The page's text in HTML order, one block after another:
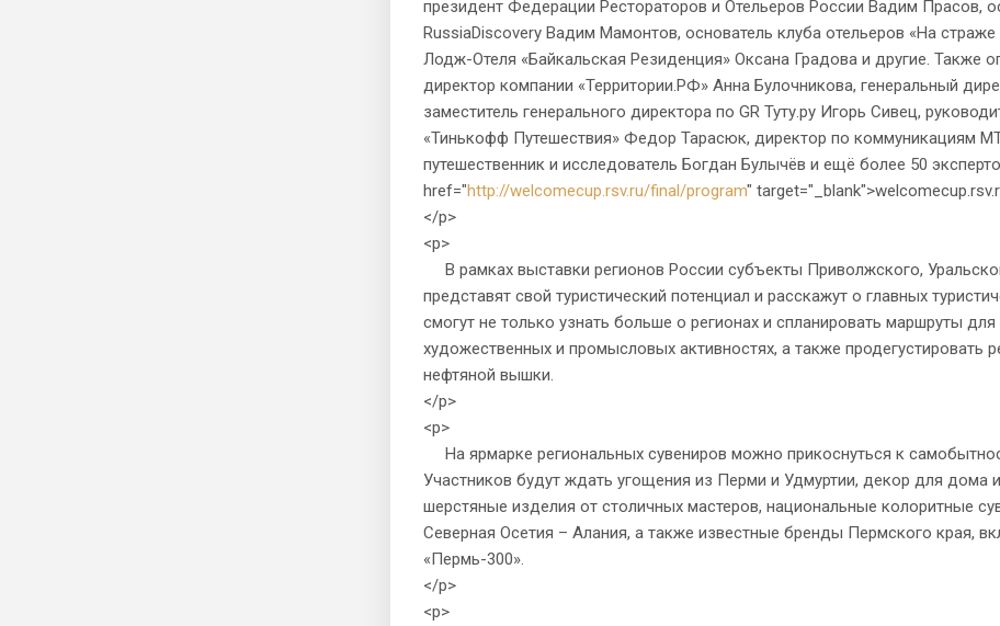
президент Федерации Рестораторов и Отельеров России Вадим Прасов,
RussiaDiscovery Вадим Мамонтов, основатель клуба отельеров «На
Лодж-Отеля «Байкальская Резиденция» Оксана Градова и другие. Также
директор компании «Территории.РФ» Анна Булочникова, генеральный
заместитель генерального директора по GR Туту.ру Игорь Сивец,
«Тинькофф Путешествия» Федор Тарасюк, директор по коммуникациям
путешественник и исследователь Богдан Булычёв и ещё более 50
href="http://welcomecup.rsv.ru/final/program"
</p>
<p>
В рамках выставки регионов России субъекты Приволжского,
представят свой туристический потенциал и расскажут о главных
смогут не только узнать больше о регионах и спланировать маршруты для
художественных и промысловых активностях, а также продегустировать
нефтяной вышки.
</p>
<p>
На ярмарке региональных сувениров можно прикоснуться к
Участников будут ждать угощения из Перми и Удмуртии, декор для дома
шерстяные изделия от столичных мастеров, национальные колоритные
Северная Осетия – Алания, а также известные бренды Пермского края,
«Пермь-300».
</p>
<p>